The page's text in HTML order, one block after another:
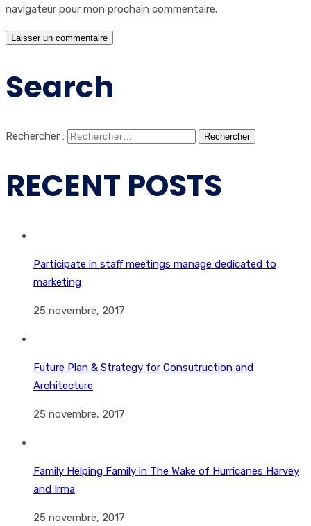
navigateur pour mon prochain commentaire.
Search
Rechercher :
RECENT POSTS
Participate in staff meetings manage dedicated to
marketing
25 novembre, 2017
Future Plan & Strategy for Consutruction and
Architecture
25 novembre, 2017
Family Helping Family in The Wake of Hurricanes Harvey
and Irma
25 novembre, 2017